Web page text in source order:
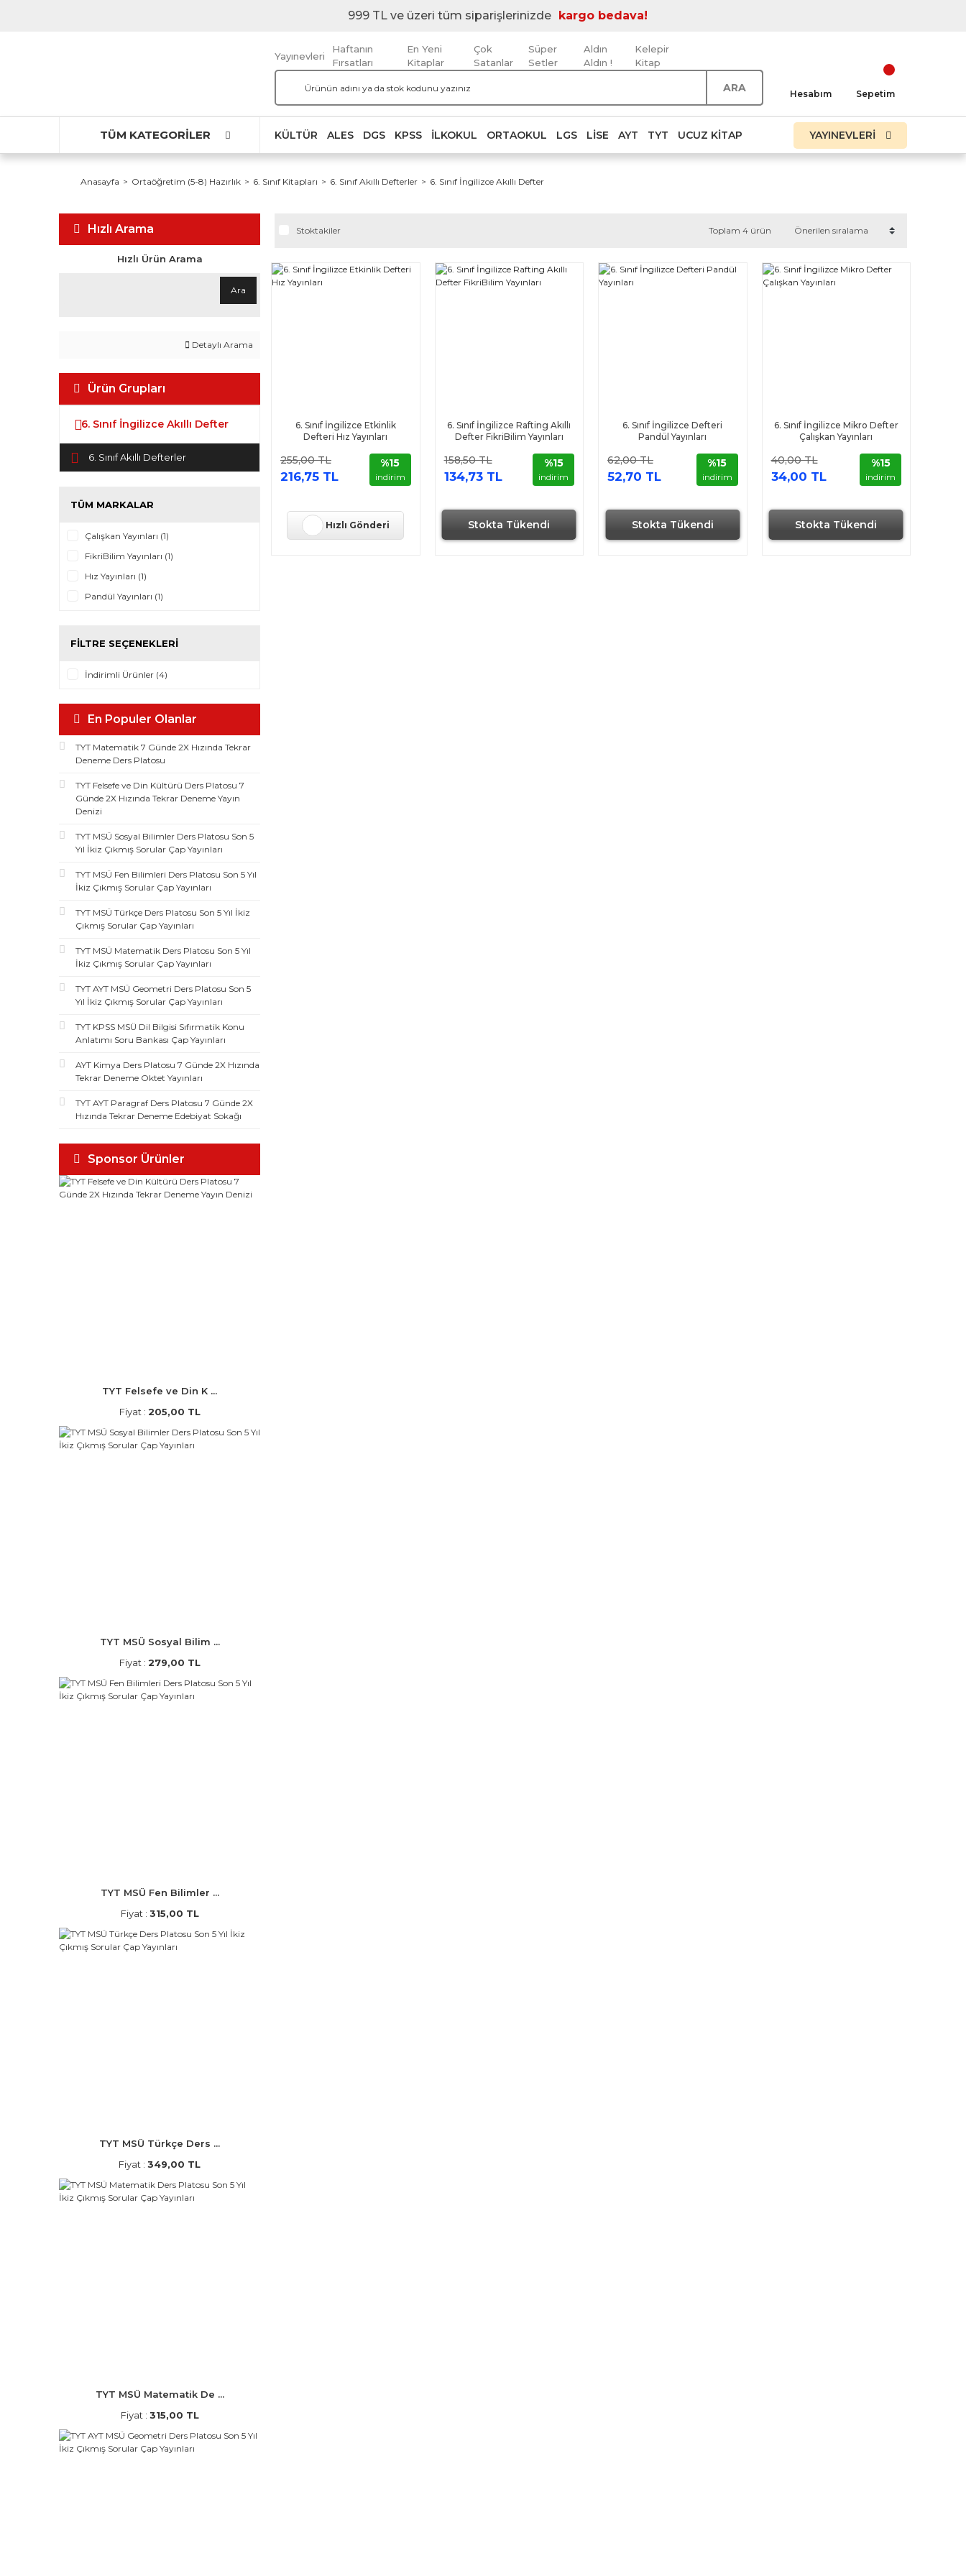
999 TL ve üzeri tüm siparişlerinizde kargo bedava!
Yayınevleri
Haftanın
Fırsatları
En Yeni
Kitaplar
Çok
Satanlar
Süper
Setler
Aldın
Aldın !
Kelepir
Kitap
ARA Hesabım Sepetim
TÜM KATEGORİLER KÜLTÜR ALES DGS KPSS İLKOKUL ORTAOKUL LGS LISE AYT TYT UCUZ KITAP YAYINEVLERİ
Anasayfa Ortaöğretim (5-8) Hazırlık 6. Sınıf Kitapları 6. Sınıf Akıllı Defterler 6. Sınıf İngilizce Akıllı Defter
Hızlı Arama
Hızlı Ürün Arama
Ara
Detaylı Arama
Ürün Grupları
6. Sınıf İngilizce Akıllı Defter
6. Sınıf Akıllı Defterler
TÜM MARKALAR
Çalışkan Yayınları (1)
FikriBilim Yayınları (1)
Hız Yayınları (1)
Pandül Yayınları (1)
FILTRE SEÇENEKLERI
İndirimli Ürünler (4)
En Populer Olanlar
TYT Matematik 7 Günde 2X Hızında Tekrar
Deneme Ders Platosu
TYT Felsefe ve Din Kültürü Ders Platosu 7
Günde 2X Hızında Tekrar Deneme Yayın
Denizi
TYT MSÜ Sosyal Bilimler Ders Platosu Son 5
Yıl İkiz Çıkmış Sorular Çap Yayınları
TYT MSÜ Fen Bilimleri Ders Platosu Son 5 Yıl
İkiz Çıkmış Sorular Çap Yayınları
TYT MSÜ Türkçe Ders Platosu Son 5 Yıl İkiz
Çıkmış Sorular Çap Yayınları
TYT MSÜ Matematik Ders Platosu Son 5 Yıl
İkiz Çıkmış Sorular Çap Yayınları
TYT AYT MSÜ Geometri Ders Platosu Son 5
Yıl İkiz Çıkmış Sorular Çap Yayınları
TYT KPSS MSÜ Dil Bilgisi Sıfırmatik Konu
Anlatımı Soru Bankası Çap Yayınları
AYT Kimya Ders Platosu 7 Günde 2X Hızında
Tekrar Deneme Oktet Yayınları
TYT AYT Paragraf Ders Platosu 7 Günde 2X
Hızında Tekrar Deneme Edebiyat Sokağı
Sponsor Ürünler
TYT Felsefe ve Din K ...
Fiyat : 205,00 TL
TYT MSÜ Sosyal Bilim ...
Fiyat : 279,00 TL
TYT MSÜ Fen Bilimler ...
Fiyat : 315,00 TL
TYT MSÜ Türkçe Ders ...
Fiyat : 349,00 TL
TYT MSÜ Matematik De ...
Fiyat : 315,00 TL
Stoktakiler Toplam 4 ürün
6. Sınıf İngilizce Etkinlik
Defteri Hız Yayınları
255,00 TL
216,75 TL
%15
indirim
Hızlı Gönderi Stokta Tükendi
6. Sınıf İngilizce Rafting Akıllı
Defter FikriBilim Yayınları
158,50 TL
134,73 TL
%15
indirim
Stokta Tükendi
6. Sınıf İngilizce Defteri
Pandül Yayınları
62,00 TL
52,70 TL
%15
indirim
Stokta Tükendi
6. Sınıf İngilizce Mikro Defter
Çalışkan Yayınları
40,00 TL
34,00 TL
%15
indirim